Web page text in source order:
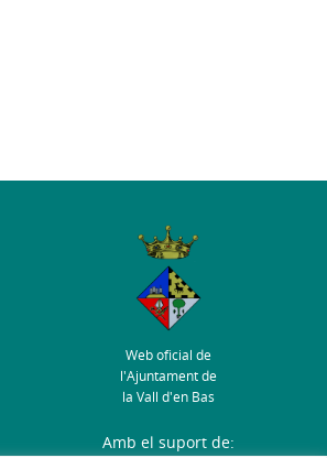
Web oficial de
l'Ajuntament de
la Vall d'en Bas
Amb el suport de: